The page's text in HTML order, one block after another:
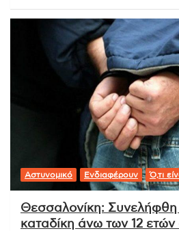
Αστυνομικό Ενδιαφέρουν Ό,τι
Θεσσαλονίκη: Συνελήφθη
καταδίκη άνω των 12 ετών